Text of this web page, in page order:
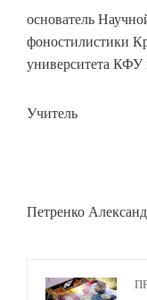
основатель
фоностилистики
университета
Учитель
Петренко